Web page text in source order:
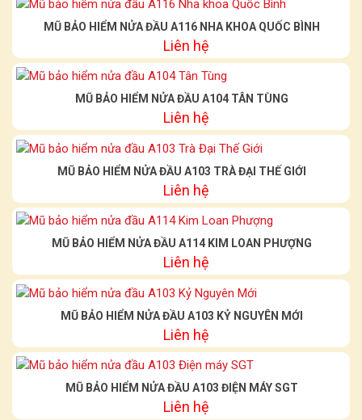
MŨ BẢO HIỂM NỬA ĐẦU A116 NHA KHOA QUỐC BÌNH
Liên hệ
MŨ BẢO HIỂM NỬA ĐẦU A104 TÂN TÙNG
Liên hệ
MŨ BẢO HIỂM NỬA ĐẦU A103 TRÀ ĐẠI THẾ GIỚI
Liên hệ
MŨ BẢO HIỂM NỬA ĐẦU A114 KIM LOAN PHƯỢNG
Liên hệ
MŨ BẢO HIỂM NỬA ĐẦU A103 KỶ NGUYÊN MỚI
Liên hệ
MŨ BẢO HIỂM NỬA ĐẦU A103 ĐIỆN MÁY SGT
Liên hệ